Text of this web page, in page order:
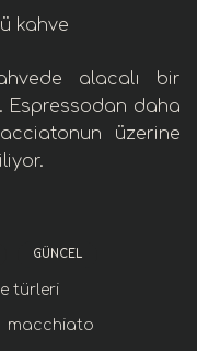
alacalı bir
Espressodan daha
üzerine
GÜNCEL
türleri
macchiato